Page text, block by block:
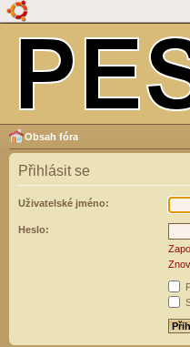
Obsah fóra
Přihlásit se
Uživatelské jméno:
Heslo: